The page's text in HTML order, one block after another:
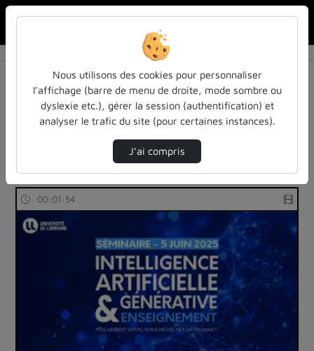
Résultats de la recherche
Filtres actifs (cliquer pour en retirer) :
reportages
debat-mouvant
robotique-intelligence-artificielle
1 vidéo trouvée
00:01:54
Nous utilisons des cookies pour personnaliser
l’affichage (barre de menu de droite, mode sombre ou
dyslexie etc.), gérer la session (authentification) et
analyser le trafic du site (pour certaines instances).
J’ai compris